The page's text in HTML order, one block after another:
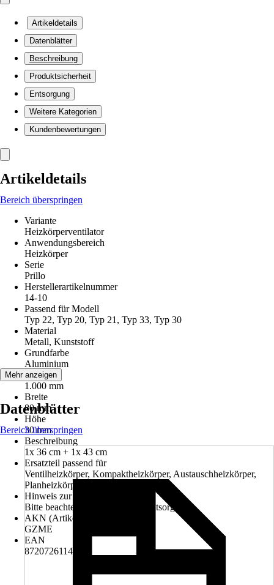
Artikeldetails
Datenblätter
Beschreibung
Produktsicherheit
Entsorgung
Weitere Kategorien
Kundenbewertungen
Artikeldetails
Bereich überspringen
Variante
Heizkörperventilator
Anwendungsbereich
Heizkörper
Serie
Prillo
Herstellerartikelnummer
14-10
Passend für Modell
Typ 22, Typ 20, Typ 21, Typ 33, Typ 30
Material
Metall, Kunststoff
Grundfarbe
Aluminium
Länge
1.000 mm
Breite
80 mm
Höhe
30 mm
Beschreibung
1x 36 cm + 1x 43 cm
Ersatzteil passend für
Ventilheizkörper, Kompaktheizkörper, Austauschheizkörper,
Planheizkörper
Hinweis zur Entsorgung
Bitte beachte die Hinweise zur Entsorgung
AKN (Artikelkurznummer)
GZME
EAN
8720726114448
Mehr anzeigen
Datenblätter
Bereich überspringen